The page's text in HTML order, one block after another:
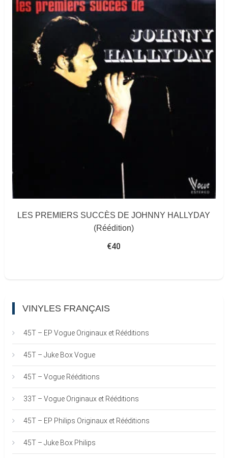
LES PREMIERS SUCCÈS DE JOHNNY HALLYDAY
(Réédition)
€40
VINYLES FRANÇAIS
45T – EP Vogue Originaux et Rééditions
45T – Juke Box Vogue
45T – Vogue Rééditions
33T – Vogue Originaux et Rééditions
45T – EP Philips Originaux et Rééditions
45T – Juke Box Philips